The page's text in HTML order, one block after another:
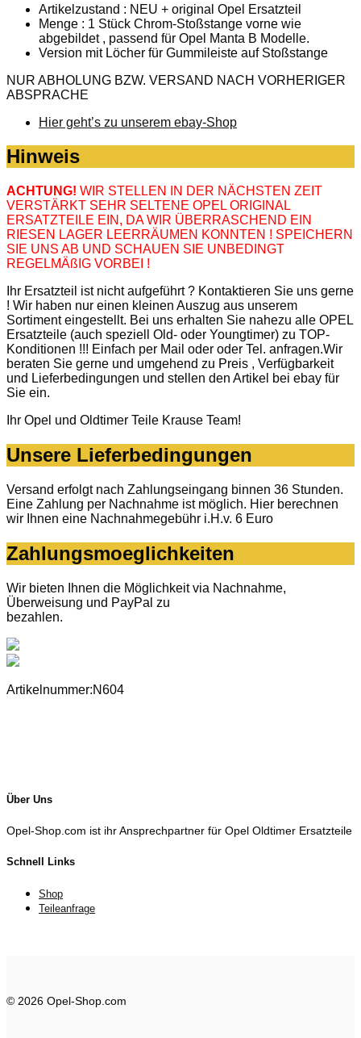
Artikelzustand : NEU + original Opel Ersatzteil
Menge : 1 Stück Chrom-Stoßstange vorne wie
abgebildet , passend für Opel Manta B Modelle.
Version mit Löcher für Gummileiste auf Stoßstange
NUR ABHOLUNG BZW. VERSAND NACH VORHERIGER
ABSPRACHE
Hier geht’s zu unserem ebay-Shop
Hinweis
ACHTUNG! WIR STELLEN IN DER NÄCHSTEN ZEIT
VERSTÄRKT SEHR SELTENE OPEL ORIGINAL
ERSATZTEILE EIN, DA WIR ÜBERRASCHEND EIN
RIESEN LAGER LEERRÄUMEN KONNTEN ! SPEICHERN
SIE UNS AB UND SCHAUEN SIE UNBEDINGT
REGELMÄßIG VORBEI !
Ihr Ersatzteil ist nicht aufgeführt ? Kontaktieren Sie uns gerne
! Wir haben nur einen kleinen Auszug aus unserem
Sortiment eingestellt. Bei uns erhalten Sie nahezu alle OPEL
Ersatzteile (auch speziell Old- oder Youngtimer) zu TOP-
Konditionen !!! Einfach per Mail oder oder Tel. anfragen.Wir
beraten Sie gerne und umgehend zu Preis , Verfügbarkeit
und Lieferbedingungen und stellen den Artikel bei ebay für
Sie ein.
Ihr Opel und Oldtimer Teile Krause Team!
Unsere Lieferbedingungen
Versand erfolgt nach Zahlungseingang binnen 36 Stunden.
Eine Zahlung per Nachnahme ist möglich. Hier berechnen
wir Ihnen eine Nachnahmegebühr i.H.v. 6 Euro
Zahlungsmoeglichkeiten
Wir bieten Ihnen die Möglichkeit via Nachnahme,
Überweisung und PayPal zu
bezahlen.
Artikelnummer:N604
Über Uns
Opel-Shop.com ist ihr Ansprechpartner für Opel Oldtimer Ersatzteile
Schnell Links
Shop
Teileanfrage
© 2026 Opel-Shop.com